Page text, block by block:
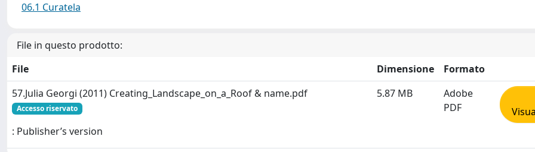
06.1 Curatela
File in questo prodotto:
File
Dimensione
Formato
57.Julia Georgi (2011) Creating_Landscape_on_a_Roof & name.pdf
Accesso riservato
: Publisher’s version
5.87 MB
Adobe
PDF